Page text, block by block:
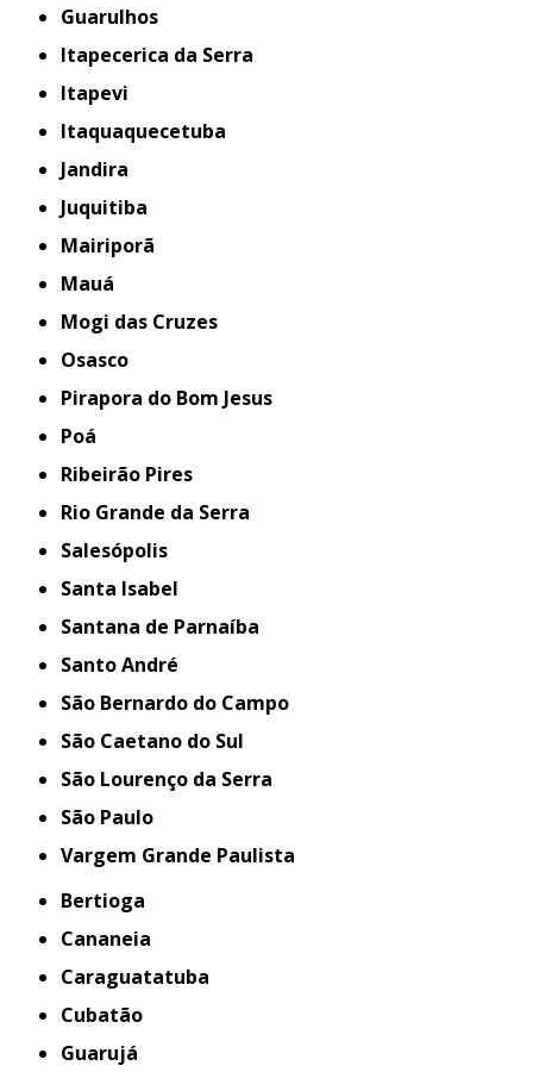
Guarulhos
Itapecerica da Serra
Itapevi
Itaquaquecetuba
Jandira
Juquitiba
Mairiporã
Mauá
Mogi das Cruzes
Osasco
Pirapora do Bom Jesus
Poá
Ribeirão Pires
Rio Grande da Serra
Salesópolis
Santa Isabel
Santana de Parnaíba
Santo André
São Bernardo do Campo
São Caetano do Sul
São Lourenço da Serra
São Paulo
Vargem Grande Paulista
Bertioga
Cananeia
Caraguatatuba
Cubatão
Guarujá